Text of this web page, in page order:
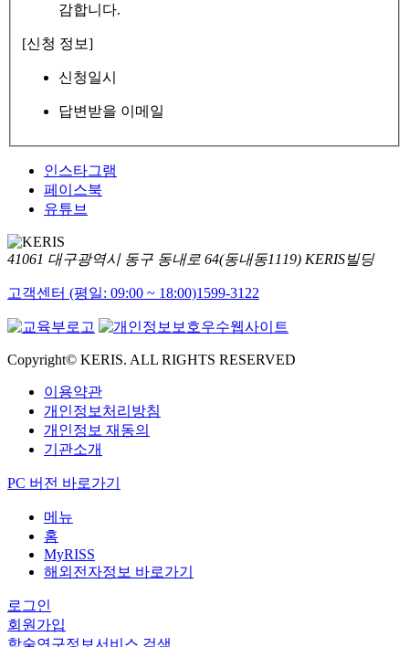
감합니다.
[신청 정보]
신청일시
답변받을 이메일
인스타그램
페이스북
유튜브
41061 대구광역시 동구 동내로 64(동내동1119) KERIS빌딩
고객센터 (평일: 09:00 ~ 18:00)1599-3122
Copyright© KERIS. ALL RIGHTS RESERVED
이용약관
개인정보처리방침
개인정보 재동의
기관소개
PC 버전 바로가기
메뉴
홈
MyRISS
해외전자정보 바로가기
로그인
회원가입
학술연구정보서비스 검색